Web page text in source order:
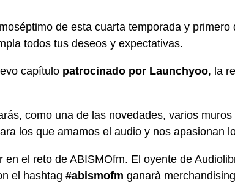
de esta cuarta temporada y
todos tus deseos y expectativas.
capítulo patrocinado por Launchyoo, la
como una de las novedades, varios
los que amamos el audio y nos apasionan
en el reto de ABISMOfm. El oyente de
el hashtag #abismofm ganarà